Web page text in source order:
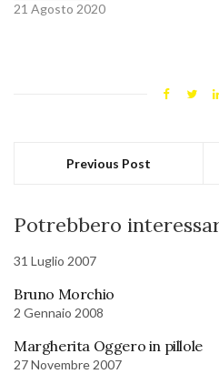
21 Agosto 2020
Previous Post
Potrebbero
31 Luglio 2007
Bruno Morchio
2 Gennaio 2008
Margherita Oggero in pillole
27 Novembre 2007